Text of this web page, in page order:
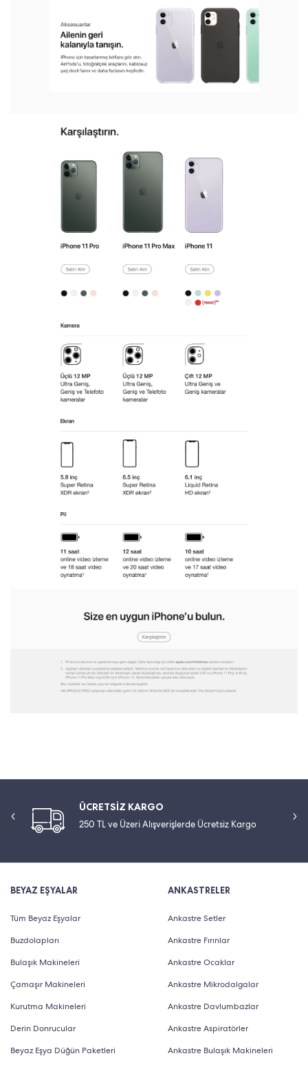
ÜCRETSİZ KARGO
250 TL ve Üzeri Alışverişlerde Ücretsiz Kargo
BEYAZ EŞYALAR
Tüm Beyaz Eşyalar
Buzdolapları
Bulaşık Makineleri
Çamaşır Makineleri
Kurutma Makineleri
Derin Donrucular
Beyaz Eşya Düğün Paketleri
ANKASTRELER
Ankastre Setler
Ankastre Fırınlar
Ankastre Ocaklar
Ankastre Mikrodalgalar
Ankastre Davlumbazlar
Ankastre Aspiratörler
Ankastre Bulaşık Makineleri